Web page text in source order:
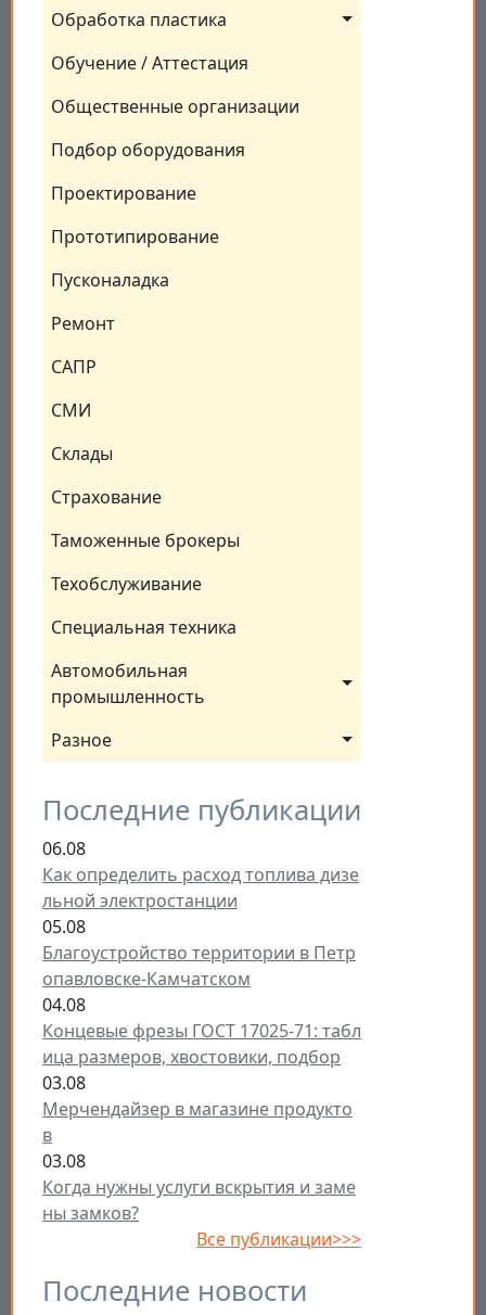
Обработка пластика
Обучение / Аттестация
Общественные организации
Подбор оборудования
Проектирование
Прототипирование
Пусконаладка
Ремонт
САПР
СМИ
Склады
Страхование
Таможенные брокеры
Техобслуживание
Специальная техника
Автомобильная
промышленность
Разное
Последние публикации
06.08
Как определить расход топлива дизе
льной электростанции
05.08
Благоустройство территории в Петр
опавловске-Камчатском
04.08
Концевые фрезы ГОСТ 17025-71: табл
ица размеров, хвостовики, подбор
03.08
Мерчендайзер в магазине продукто
в
03.08
Когда нужны услуги вскрытия и заме
ны замков?
Все публикации>>>
Последние новости